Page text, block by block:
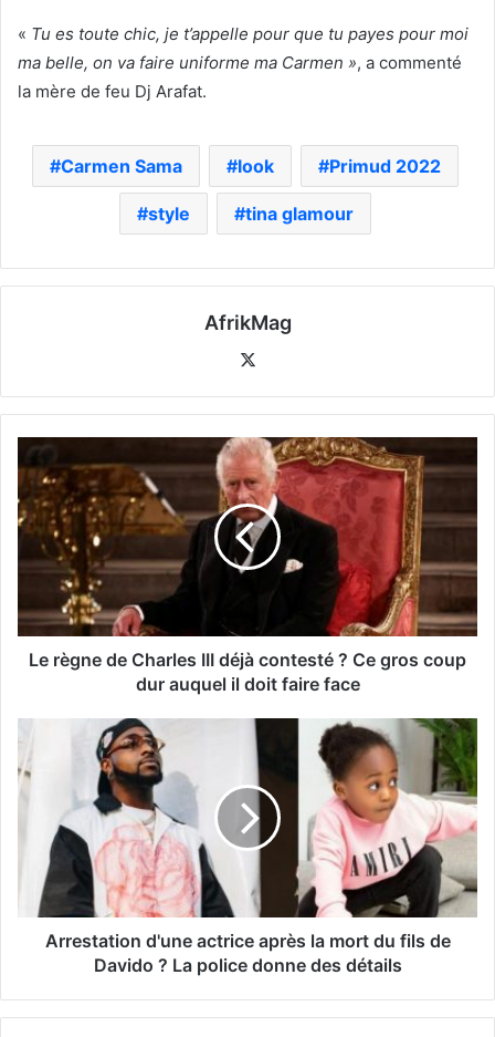
« Tu es toute chic, je t’appelle pour que tu payes pour moi
ma belle, on va faire uniforme ma Carmen », a commenté
la mère de feu Dj Arafat.
Carmen Sama look Primud 2022
style tina glamour
AfrikMag
Le règne de Charles III déjà contesté ? Ce gros coup
dur auquel il doit faire face
Arrestation d'une actrice après la mort du fils de
Davido ? La police donne des détails